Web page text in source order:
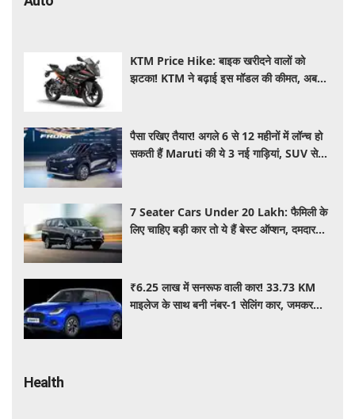
KTM Price Hike: बाइक खरीदने वालों को
झटका! KTM ने बढ़ाई इस मॉडल की कीमत, अब
पैसा रखिए तैयार! अगले 6 से 12 महीनों में लॉन्च हो
सकती हैं Maruti की ये 3 नई गाड़ियां, SUV से
7 Seater Cars Under 20 Lakh: फैमिली के
लिए चाहिए बड़ी कार तो ये हैं बेस्ट ऑप्शन, दमदार
₹6.25 लाख में सनरूफ वाली कार! 33.73 KM
माइलेज के साथ बनी नंबर-1 सेलिंग कार, जमकर
Health